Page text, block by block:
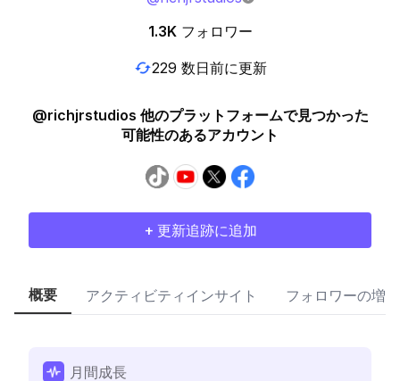
1.3K フォロワー
229 数日前に更新
@richjrstudios 他のプラットフォームで見つかった
可能性のあるアカウント
+ 更新追跡に追加
概要 アクティビティインサイト フォロワーの増加
月間成長